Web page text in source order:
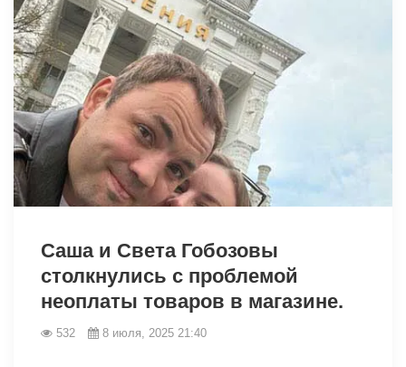
Саша и Света Гобозовы
столкнулись с проблемой
неоплаты товаров в магазине.
532 8 июля, 2025 21:40